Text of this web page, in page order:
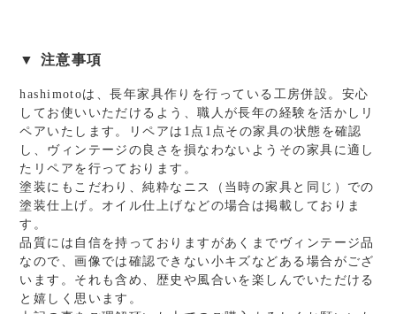
▼ 注意事項
hashimotoは、長年家具作りを行っている工房併設。安心
してお使いいただけるよう、職人が長年の経験を活かしリ
ペアいたします。リペアは1点1点その家具の状態を確認
し、ヴィンテージの良さを損なわないようその家具に適し
たリペアを行っております。
塗装にもこだわり、純粋なニス（当時の家具と同じ）での
塗装仕上げ。オイル仕上げなどの場合は掲載しておりま
す。
品質には自信を持っておりますがあくまでヴィンテージ品
なので、画像では確認できない小キズなどある場合がござ
います。それも含め、歴史や風合いを楽しんでいただける
と嬉しく思います。